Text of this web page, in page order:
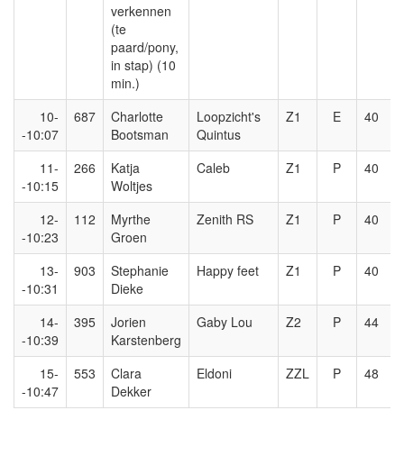
verkennen
(te
paard/pony,
in stap) (10
min.)
10-
-10:07
687
Charlotte
Bootsman
Loopzicht's
Quintus
Z1 E 40
11-
-10:15
266
Katja
Woltjes
Caleb Z1 P 40
12-
-10:23
112
Myrthe
Groen
Zenith RS Z1 P 40
13-
-10:31
903
Stephanie
Dieke
Happy feet Z1 P 40
14-
-10:39
395
Jorien
Karstenberg
Gaby Lou Z2 P 44
15-
-10:47
553
Clara
Dekker
Eldoni ZZL P 48